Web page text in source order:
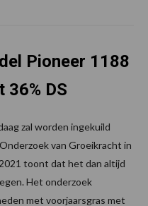
Pioneer 1188
DS
zal worden ingekuild
van Groeikracht in
toont dat het dan altijd
Het onderzoek
met voorjaarsgras met